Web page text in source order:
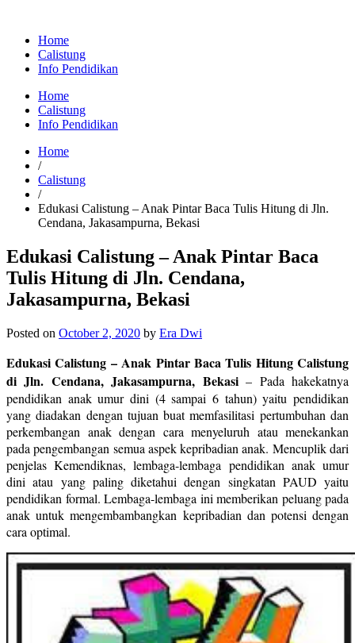
Home
Calistung
Info Pendidikan
Home
Calistung
Info Pendidikan
Home
/
Calistung
/
Edukasi Calistung – Anak Pintar Baca Tulis Hitung di Jln.
Cendana, Jakasampurna, Bekasi
Edukasi Calistung – Anak Pintar Baca
Tulis Hitung di Jln. Cendana,
Jakasampurna, Bekasi
Posted on October 2, 2020 by Era Dwi
Edukasi Calistung – Anak Pintar Baca Tulis Hitung Calistung
di Jln. Cendana, Jakasampurna, Bekasi– Pada hakekatnya
pendidikan anak umur dini (4 sampai 6 tahun) yaitu pendidikan
yang diadakan dengan tujuan buat memfasilitasi pertumbuhan dan
perkembangan anak dengan cara menyeluruh atau menekankan
pada pengembangan semua aspek kepribadian anak. Mencuplik dari
penjelas Kemendiknas, lembaga-lembaga pendidikan anak umur
dini atau yang paling diketahui dengan singkatan PAUD yaitu
pendidikan formal. Lembaga-lembaga ini memberikan peluang pada
anak untuk mengembambangkan kepribadian dan potensi dengan
cara optimal.